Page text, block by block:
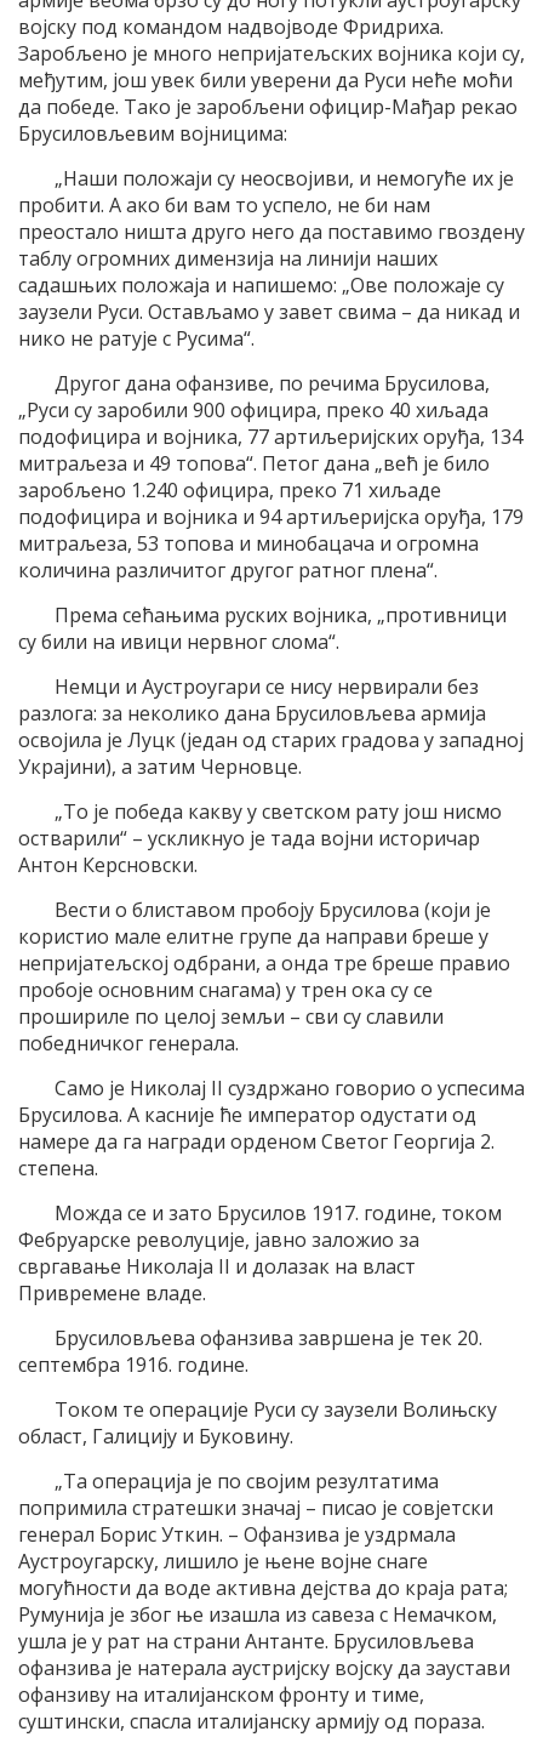
војску под командом надвојводе Фридриха.
Заробљено је много непријатељских војника који су,
међутим, још увек били уверени да Руси неће моћи
да победе. Тако је заробљени официр-Мађар рекао
Брусиловљевим војницима:
„Наши положаји су неосвојиви, и немогуће их је
пробити. А ако би вам то успело, не би нам
преостало ништа друго него да поставимо гвоздену
таблу огромних димензија на линији наших
садашњих положаја и напишемо: „Ове положаје су
заузели Руси. Остављамо у завет свима – да никад и
нико не ратује с Русима“.
Другог дана офанзиве, по речима Брусилова,
„Руси су заробили 900 официра, преко 40 хиљада
подофицира и војника, 77 артиљеријских оруђа, 134
митраљеза и 49 топова“. Петог дана „већ је било
заробљено 1.240 официра, преко 71 хиљаде
подофицира и војника и 94 артиљеријска оруђа, 179
митраљеза, 53 топова и минобацача и огромна
количина различитог другог ратног плена“.
Према сећањима руских војника, „противници
су били на ивици нервног слома“.
Немци и Аустроугари се нису нервирали без
разлога: за неколико дана Брусиловљева армија
освојила је Луцк (један од старих градова у западној
Украјини), а затим Черновце.
„То је победа какву у светском рату још нисмо
остварили“ – ускликнуо је тада војни историчар
Антон Керсновски.
Вести о блиставом пробоју Брусилова (који је
користио мале елитне групе да направи бреше у
непријатељској одбрани, а онда тре бреше правио
пробоје основним снагама) у трен ока су се
прошириле по целој земљи – сви су славили
победничког генерала.
Само је Николај II суздржано говорио о успесима
Брусилова. А касније ће император одустати од
намере да га награди орденом Светог Георгија 2.
степена.
Можда се и зато Брусилов 1917. године, током
Фебруарске револуције, јавно заложио за
свргавање Николаја II и долазак на власт
Привремене владе.
Брусиловљева офанзива завршена је тек 20.
септембра 1916. године.
Током те операције Руси су заузели Волињску
област, Галицију и Буковину.
„Та операција је по својим резултатима
попримила стратешки значај – писао је совјетски
генерал Борис Уткин. – Офанзива је уздрмала
Аустроугарску, лишило је њене војне снаге
могућности да воде активна дејства до краја рата;
Румунија је због ње изашла из савеза с Немачком,
ушла је у рат на страни Антанте. Брусиловљева
офанзива је натерала аустријску војску да заустави
офанзиву на италијанском фронту и тиме,
суштински, спасла италијанску армију од пораза.